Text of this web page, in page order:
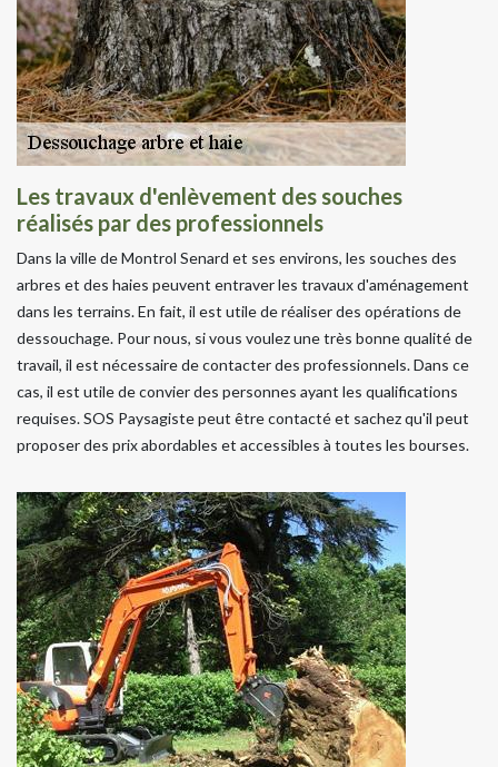
Les travaux d'enlèvement des souches
réalisés par des professionnels
Dans la ville de Montrol Senard et ses environs, les souches des
arbres et des haies peuvent entraver les travaux d'aménagement
dans les terrains. En fait, il est utile de réaliser des opérations de
dessouchage. Pour nous, si vous voulez une très bonne qualité de
travail, il est nécessaire de contacter des professionnels. Dans ce
cas, il est utile de convier des personnes ayant les qualifications
requises. SOS Paysagiste peut être contacté et sachez qu'il peut
proposer des prix abordables et accessibles à toutes les bourses.